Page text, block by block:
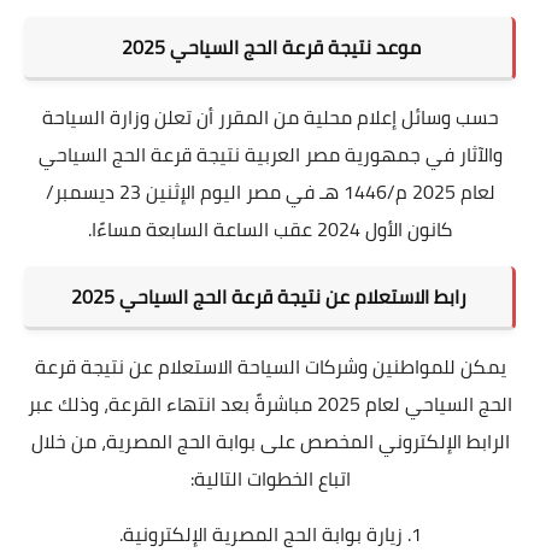
موعد نتيجة قرعة الحج السياحي 2025
حسب وسائل إعلام محلية من المقرر أن تعلن وزارة السياحة
والآثار في جمهورية مصر العربية نتيجة قرعة الحج السياحي
لعام 2025 م/1446 هـ في مصر اليوم الإثنين 23 ديسمبر/
كانون الأول 2024 عقب الساعة السابعة مساءًا.
رابط الاستعلام عن نتيجة قرعة الحج السياحي 2025
يمكن للمواطنين وشركات السياحة الاستعلام عن نتيجة قرعة
الحج السياحي لعام 2025 مباشرةً بعد انتهاء القرعة، وذلك عبر
الرابط الإلكتروني المخصص على بوابة الحج المصرية، من خلال
اتباع الخطوات التالية:
1. زيارة بوابة الحج المصرية الإلكترونية.